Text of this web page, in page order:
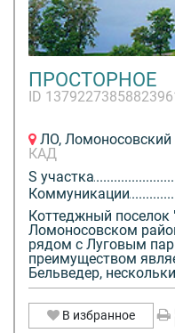
ПРОСТОРНОЕ
ID
ЛО, Ломоносовский
КАД
S участка
Коммуникации
Коттеджный
Ломоносовском
рядом с Луговым
преимуществом
Бельведер,
В избранное